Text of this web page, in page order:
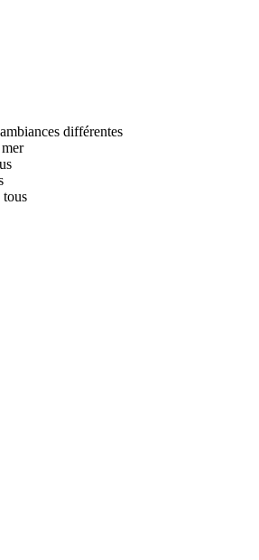
différentes
tous